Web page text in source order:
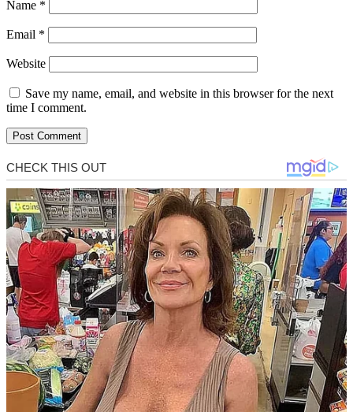
Name *
Email *
Website
Save my name, email, and website in this browser for the next
time I comment.